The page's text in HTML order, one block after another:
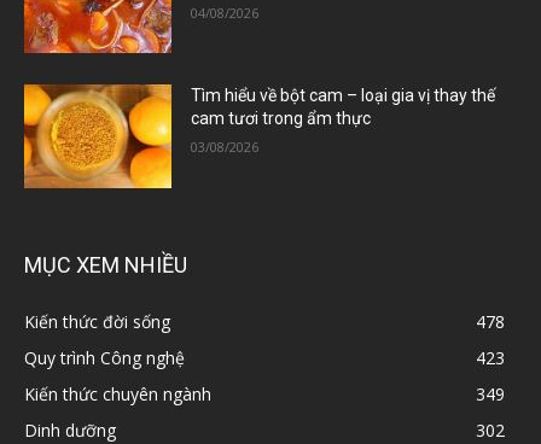
04/08/2026
Tìm hiểu về bột cam – loại gia vị thay thế
cam tươi trong ẩm thực
03/08/2026
MỤC XEM NHIỀU
Kiến thức đời sống
478
Quy trình Công nghệ
423
Kiến thức chuyên ngành
349
Dinh dưỡng
302